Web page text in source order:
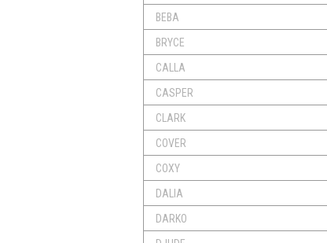
BEBA
BRYCE
CALLA
CASPER
CLARK
COVER
COXY
DALIA
DARKO